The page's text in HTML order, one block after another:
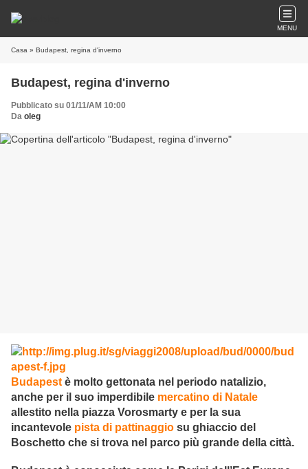
MENU
Casa » Budapest, regina d'inverno
Budapest, regina d'inverno
Pubblicato su 01/11/AM 10:00
Da oleg
Budapest è molto gettonata nel periodo natalizio,
anche per il suo imperdibile mercatino di Natale
allestito nella piazza Vorosmarty e per la sua
incantevole pista di pattinaggio su ghiaccio del
Boschetto che si trova nel parco più grande della città.